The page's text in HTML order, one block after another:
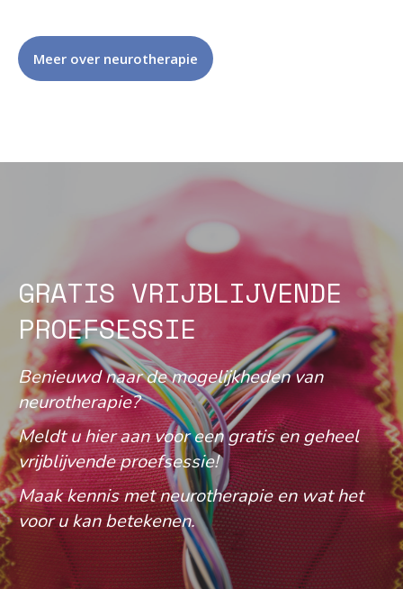
Meer over neurotherapie
GRATIS VRIJBLIJVENDE
PROEFSESSIE
Benieuwd naar de mogelijkheden van
neurotherapie?
Meldt u hier aan voor een gratis en geheel
vrijblijvende proefsessie!
Maak kennis met neurotherapie en wat het
voor u kan betekenen.